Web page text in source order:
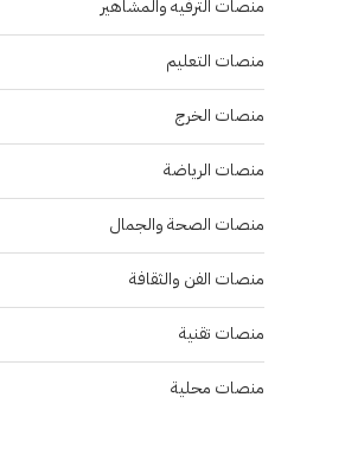
منصات الترفيه والمشاهير
منصات التعليم
منصات الخرج
منصات الرياضة
منصات الصحة والجمال
منصات الفن والثقافة
منصات تقنية
منصات محلية